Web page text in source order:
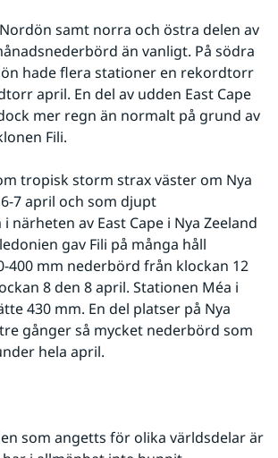
samt norra och östra delen av
än vanligt. På södra
hade flera stationer en rekordtorr
april. En del av udden East Cape
mer regn än normalt på grund av
Fili.
tropisk storm strax väster om Nya
7 april och som djupt
närheten av East Cape i Nya Zeeland
gav Fili på många håll
400 mm nederbörd från klockan 12
8 den 8 april. Stationen Méa i
430 mm. En del platser på Nya
gånger så mycket nederbörd som
hela april.
som angetts för olika världsdelar är